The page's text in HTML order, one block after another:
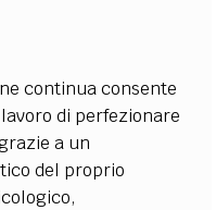
continua consente
di perfezionare
a un
del proprio